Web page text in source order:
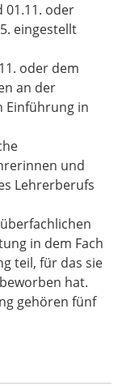
01.11. oder
eingestellt
oder dem
an der
Einführung in
und
Lehrerberufs
in dem Fach
teil, für das sie
hat.
gehören fünf